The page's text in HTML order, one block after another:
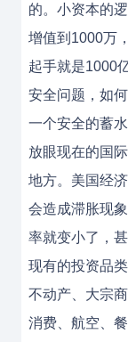
的。小资本的
增值到1000万
起手就是1000
安全问题，如
一个安全的蓄水
放眼现在的国
地方。美国经
会造成滞胀现
率就变小了，
现有的投资品类
不动产、大宗
消费、航空、